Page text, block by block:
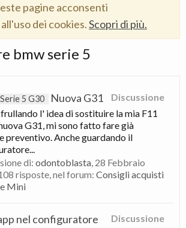
pagine acconsenti
dei cookies.Scopri di più.
bmw serie 5
Discussione
5 G30 Nuova G31
l' idea di sostituire la mia F11
G31, mi sono fatto fare già
preventivo. Anche guardando il
di: odontoblasta, 28 Febbraio
risposte, nel forum: Consigli acquisti
Mini
Discussione
nel configuratore